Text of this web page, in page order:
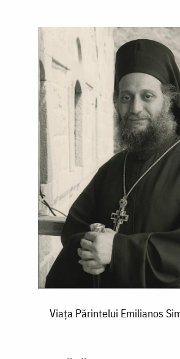
Viaţa Părintelui Emilianos